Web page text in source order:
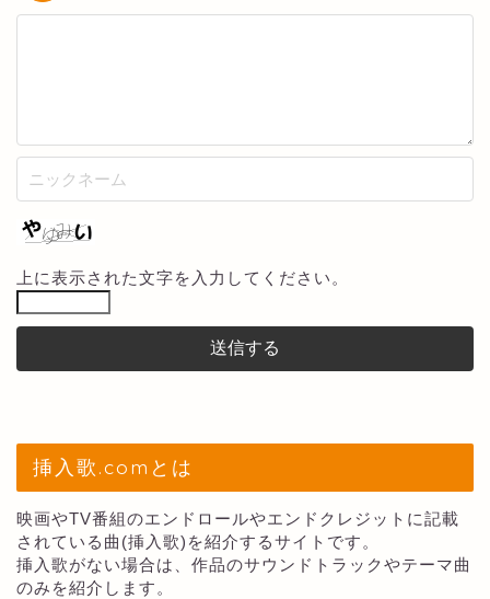
上に表示された文字を入力してください。
挿入歌.comとは
映画やTV番組のエンドロールやエンドクレジットに記載
されている曲(挿入歌)を紹介するサイトです。
挿入歌がない場合は、作品のサウンドトラックやテーマ曲
のみを紹介します。